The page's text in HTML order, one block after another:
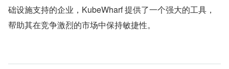
础设施支持的企业，KubeWharf 提供了一个强大的工具，
帮助其在竞争激烈的市场中保持敏捷性。